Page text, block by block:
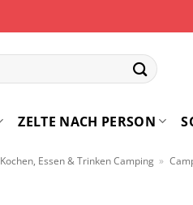
ZELTE NACH PERSON
Kochen, Essen & Trinken Camping »